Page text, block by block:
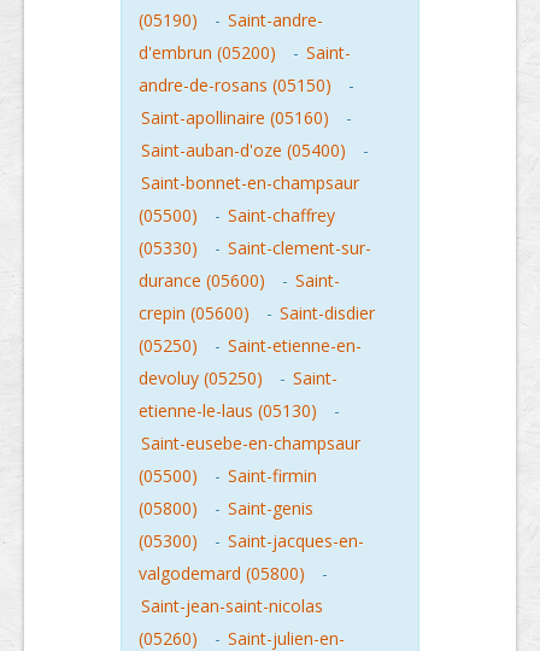
(05190)
- Saint-andre-
d'embrun (05200)
- Saint-
andre-de-rosans (05150)
-
Saint-apollinaire (05160)
-
Saint-auban-d'oze (05400)
-
Saint-bonnet-en-champsaur
(05500)
- Saint-chaffrey
(05330)
- Saint-clement-sur-
durance (05600)
- Saint-
crepin (05600)
- Saint-disdier
(05250)
- Saint-etienne-en-
devoluy (05250)
- Saint-
etienne-le-laus (05130)
-
Saint-eusebe-en-champsaur
(05500)
- Saint-firmin
(05800)
- Saint-genis
(05300)
- Saint-jacques-en-
valgodemard (05800)
-
Saint-jean-saint-nicolas
(05260)
- Saint-julien-en-